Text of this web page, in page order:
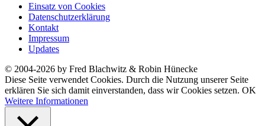
Einsatz von Cookies
Datenschutzerklärung
Kontakt
Impressum
Updates
© 2004-2026 by Fred Blachwitz & Robin Hünecke
Diese Seite verwendet Cookies. Durch die Nutzung unserer Seite
erklären Sie sich damit einverstanden, dass wir Cookies setzen. OK
Weitere Informationen